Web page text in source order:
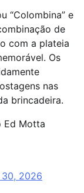
“Colombina” e
de
com a plateia
Os
nas
brincadeira.
Ed Motta
30, 2026